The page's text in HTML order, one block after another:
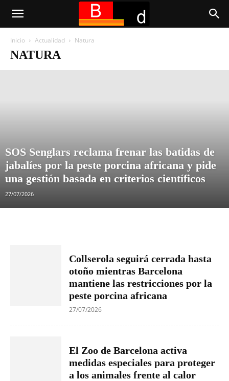
Inicio Actualidad Natura
NATURA
SOS Senglars reclama frenar las batidas de
jabalíes por la peste porcina africana y pide
una gestión basada en criterios científicos
27/07/2026
Collserola seguirá cerrada hasta
otoño mientras Barcelona
mantiene las restricciones por la
peste porcina africana
27/07/2026
El Zoo de Barcelona activa
medidas especiales para proteger
a los animales frente al calor